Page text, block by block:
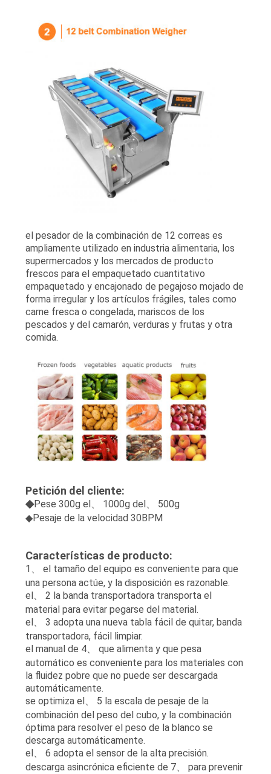
el pesador de la combinación de 12 correas es
ampliamente utilizado en industria alimentaria, los
supermercados y los mercados de producto
frescos para el empaquetado cuantitativo
empaquetado y encajonado de pegajoso mojado de
forma irregular y los artículos frágiles, tales como
carne fresca o congelada, mariscos de los
pescados y del camarón, verduras y frutas y otra
comida.
Petición del cliente:
◆Pese 300g el、 1000g del、 500g
◆Pesaje de la velocidad 30BPM
Características de producto:
1、 el tamaño del equipo es conveniente para que
una persona actúe, y la disposición es razonable.
el、 2 la banda transportadora transporta el
material para evitar pegarse del material.
el、 3 adopta una nueva tabla fácil de quitar, banda
transportadora, fácil limpiar.
el manual de 4、 que alimenta y que pesa
automático es conveniente para los materiales con
la fluidez pobre que no puede ser descargada
automáticamente.
se optimiza el、 5 la escala de pesaje de la
combinación del peso del cubo, y la combinación
óptima para resolver el peso de la blanco se
descarga automáticamente.
el、 6 adopta el sensor de la alta precisión.
descarga asincrónica eficiente de 7、 para prevenir